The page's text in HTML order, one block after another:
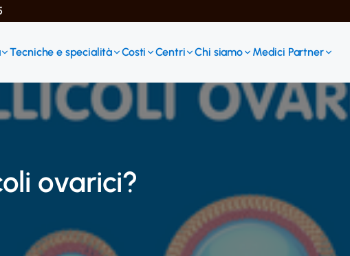
Tecniche e specialità Costi Centri Chi siamo Medici Partner
ovarici?